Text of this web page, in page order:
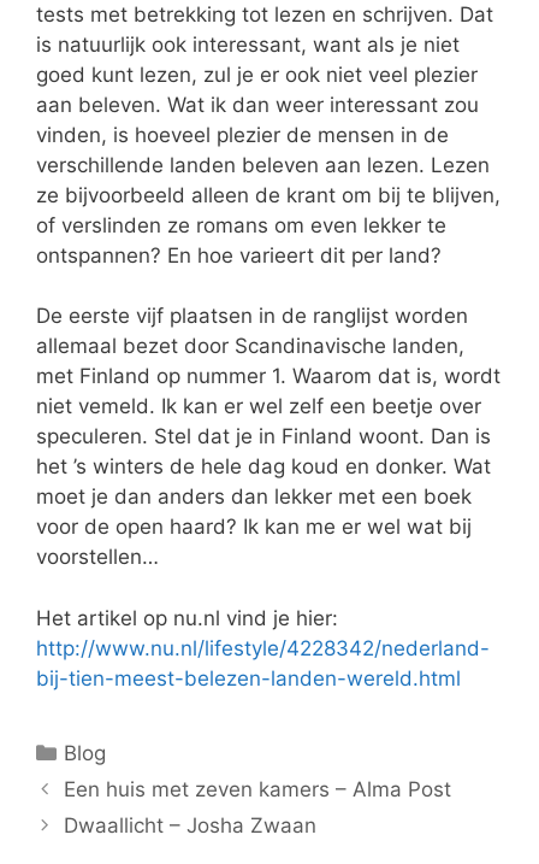
tests met betrekking tot lezen en schrijven. Dat
is natuurlijk ook interessant, want als je niet
goed kunt lezen, zul je er ook niet veel plezier
aan beleven. Wat ik dan weer interessant zou
vinden, is hoeveel plezier de mensen in de
verschillende landen beleven aan lezen. Lezen
ze bijvoorbeeld alleen de krant om bij te blijven,
of verslinden ze romans om even lekker te
ontspannen? En hoe varieert dit per land?
De eerste vijf plaatsen in de ranglijst worden
allemaal bezet door Scandinavische landen,
met Finland op nummer 1. Waarom dat is, wordt
niet vemeld. Ik kan er wel zelf een beetje over
speculeren. Stel dat je in Finland woont. Dan is
het ’s winters de hele dag koud en donker. Wat
moet je dan anders dan lekker met een boek
voor de open haard? Ik kan me er wel wat bij
voorstellen…
Het artikel op nu.nl vind je hier:
http://www.nu.nl/lifestyle/4228342/nederland-
bij-tien-meest-belezen-landen-wereld.html
Categorieën
Blog
Een huis met zeven kamers – Alma Post
Dwaallicht – Josha Zwaan